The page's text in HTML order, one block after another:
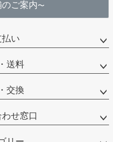
ご案内〜
払い
送料
交換
せ窓口